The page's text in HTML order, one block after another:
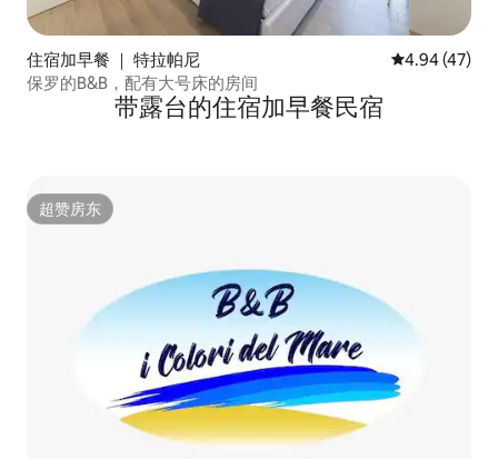
住宿加早餐 ｜ 特拉帕尼 平均评分
4.94 (47)
保罗的B&B，配有大号床的房间
带露台的住宿加早餐民宿
超赞房东
超赞房东